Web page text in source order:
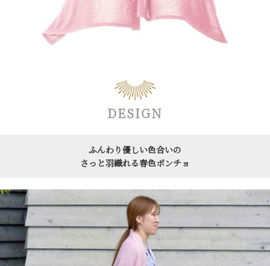
DESIGN
ふんわり優しい色合いの
さっと羽織れる春色ポンチョ